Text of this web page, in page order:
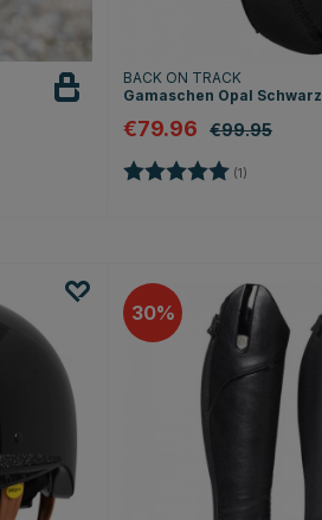
BACK ON TRACK
Gamaschen Opal Schwarz
€79.96 €99.95
Bewertung: (1)
30